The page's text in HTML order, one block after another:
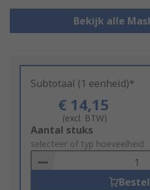
Bekijk alle
Subtotaal (1 eenheid)*
€ 14,15
(excl. BTW)
Add
to
Basket
Aantal stuks
selecteer of typ hoeveelheid